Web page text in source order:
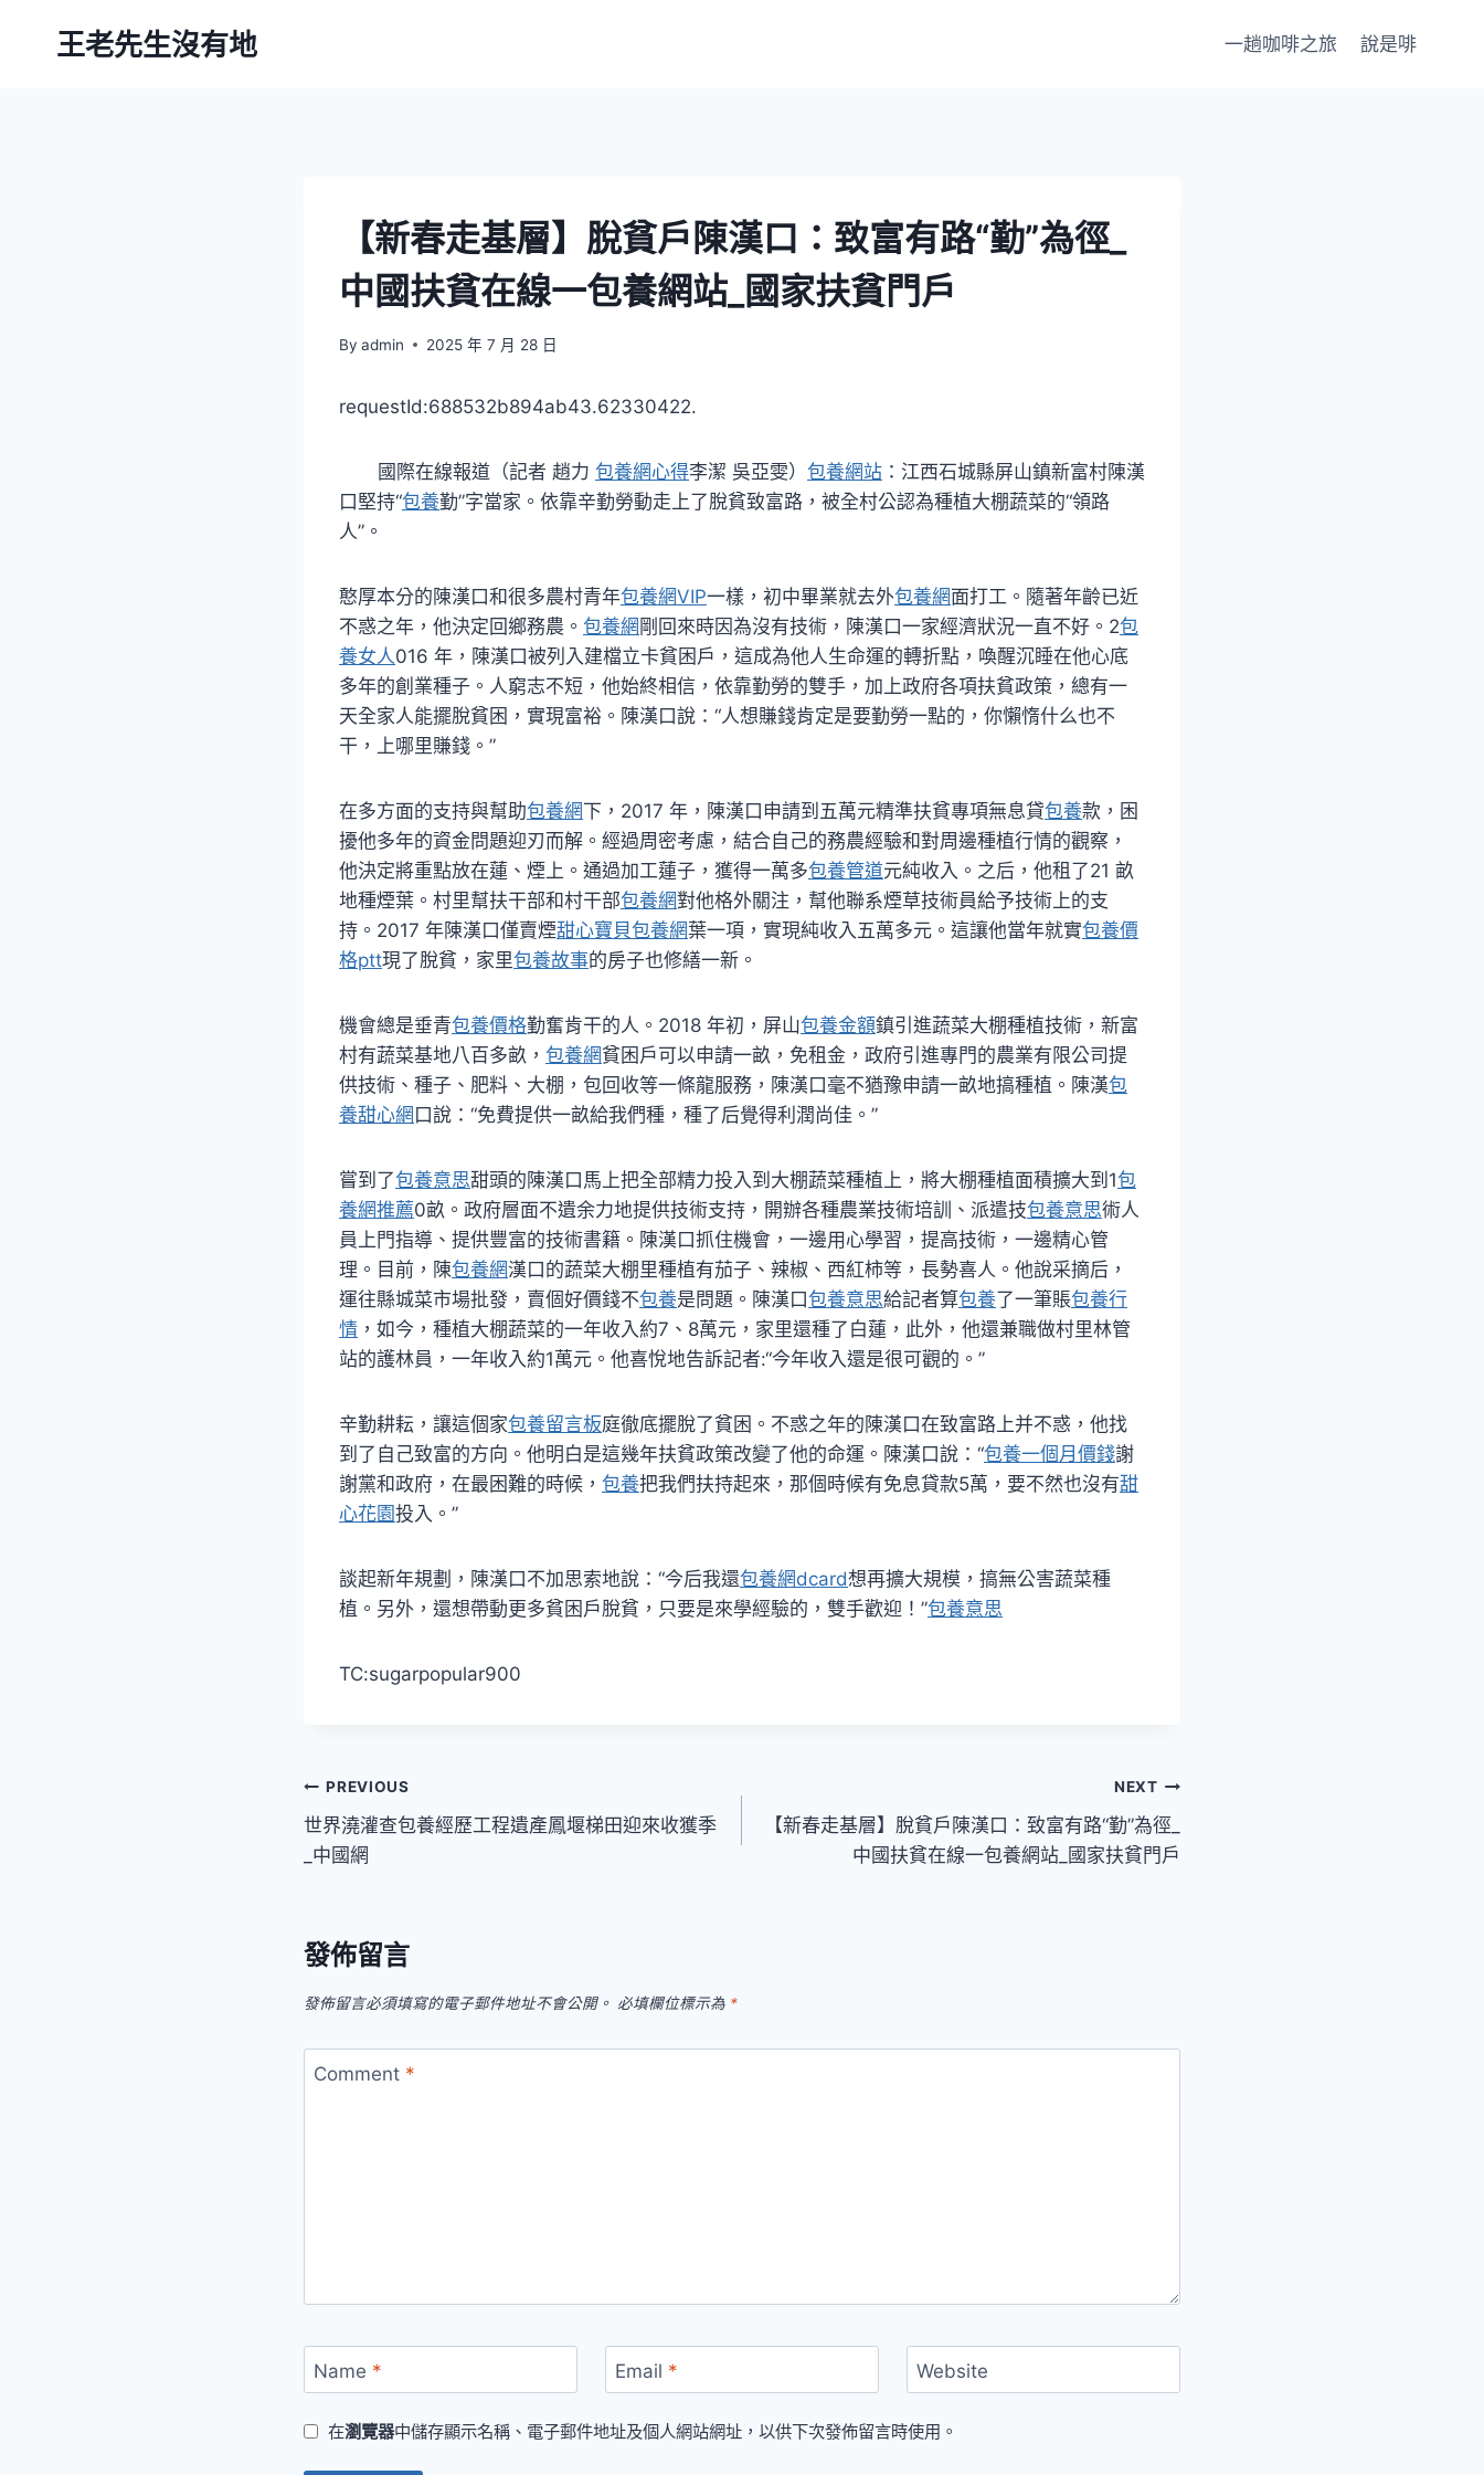
王老先生沒有地 一趟咖啡之旅 說是啡
【新春走基層】脫貧戶陳漢口：致富有路“勤”為徑_
中國扶貧在線一包養網站_國家扶貧門戶
By admin 2025 年 7 月 28 日
requestId:688532b894ab43.62330422.
國際在線報道（記者 趙力 包養網心得李潔 吳亞雯） 包養網站 ：江西石城縣屏山鎮新富村陳漢
口堅持“包養勤”字當家。依靠辛勤勞動走上了脫貧致富路，被全村公認為種植大棚蔬菜的“領路
人”。
憨厚本分的陳漢口和很多農村青年包養網VIP一樣，初中畢業就去外包養網面打工。隨著年齡已近
不惑之年，他決定回鄉務農。 包養網 剛回來時因為沒有技術，陳漢口一家經濟狀況一直不好。2包
養女人016 年，陳漢口被列入建檔立卡貧困戶，這成為他人生命運的轉折點，喚醒沉睡在他心底
多年的創業種子。人窮志不短，他始終相信，依靠勤勞的雙手，加上政府各項扶貧政策，總有一
天全家人能擺脫貧困，實現富裕。陳漢口說：“人想賺錢肯定是要勤勞一點的，你懶惰什么也不
干，上哪里賺錢。”
在多方面的支持與幫助包養網下，2017 年，陳漢口申請到五萬元精準扶貧專項無息貸包養款，困
擾他多年的資金問題迎刃而解。經過周密考慮，結合自己的務農經驗和對周邊種植行情的觀察，
他決定將重點放在蓮、煙上。通過加工蓮子，獲得一萬多包養管道元純收入。之后，他租了21 畝
地種煙葉。村里幫扶干部和村干部包養網對他格外關注，幫他聯系煙草技術員給予技術上的支
持。2017 年陳漢口僅賣煙甜心寶貝包養網葉一項，實現純收入五萬多元。這讓他當年就實包養價
格ptt現了脫貧，家里包養故事的房子也修繕一新。
機會總是垂青包養價格勤奮肯干的人。2018 年初，屏山包養金額鎮引進蔬菜大棚種植技術，新富
村有蔬菜基地八百多畝， 包養網貧困戶可以申請一畝，免租金，政府引進專門的農業有限公司提
供技術、種子、肥料、大棚，包回收等一條龍服務，陳漢口毫不猶豫申請一畝地搞種植。陳漢包
養甜心網 口說：“免費提供一畝給我們種，種了后覺得利潤尚佳。”
嘗到了包養意思甜頭的陳漢口馬上把全部精力投入到大棚蔬菜種植上，將大棚種植面積擴大到1包
養網推薦0畝。政府層面不遺余力地提供技術支持，開辦各種農業技術培訓、派遣技包養意思術人
員上門指導、提供豐富的技術書籍。陳漢口抓住機會，一邊用心學習，提高技術，一邊精心管
理。目前，陳包養網漢口的蔬菜大棚里種植有茄子、辣椒、西紅柿等，長勢喜人。他說采摘后，
運往縣城菜市場批發，賣個好價錢不包養是問題。陳漢口包養意思給記者算包養了一筆賬包養行
情 ，如今，種植大棚蔬菜的一年收入約7、8萬元，家里還種了白蓮，此外，他還兼職做村里林管
站的護林員，一年收入約1萬元。他喜悅地告訴記者:“今年收入還是很可觀的。”
辛勤耕耘，讓這個家包養留言板庭徹底擺脫了貧困。不惑之年的陳漢口在致富路上并不惑，他找
到了自己致富的方向。他明白是這幾年扶貧政策改變了他的命運。陳漢口說：“包養一個月價錢謝
謝黨和政府，在最困難的時候， 包養把我們扶持起來，那個時候有免息貸款5萬，要不然也沒有甜
心花園投入。”
談起新年規劃，陳漢口不加思索地說：“今后我還包養網dcard想再擴大規模，搞無公害蔬菜種
植。另外，還想帶動更多貧困戶脫貧，只要是來學經驗的，雙手歡迎！”包養意思
TC:sugarpopular900
文
章
覽
PREVIOUS
世界澆灌查包養經歷工程遺產鳳堰梯田迎來收獲季
_中國網
NEXT
【新春走基層】脫貧戶陳漢口：致富有路“勤”為徑_
中國扶貧在線一包養網站_國家扶貧門戶
發佈留言
發佈留言必須填寫的電子郵件地址不會公開。 必填欄位標示為 *
Comment *
Name * Email * Website
在瀏覽器中儲存顯示名稱、電子郵件地址及個人網站網址，以供下次發佈留言時使用。